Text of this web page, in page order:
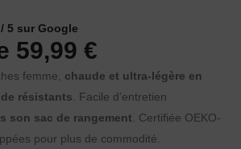
5 sur Google
59,99€
femme, chaude et ultra-légère en
résistants . Facile d’entretien
son sac de rangement . Certifiée OEKO-
pour plus de commodité.